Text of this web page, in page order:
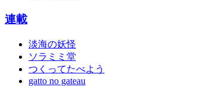
連載
淡海の妖怪
ソラミミ堂
つくってたべよう
gatto no gateau